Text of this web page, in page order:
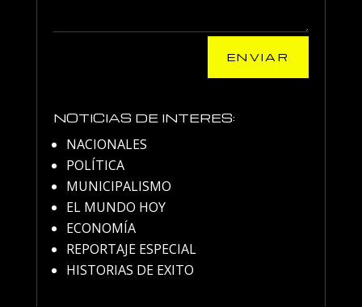
ENVIAR
NOTICIAS DE INTERES:
NACIONALES
POLÍTICA
MUNICIPALISMO
EL MUNDO HOY
ECONOMÍA
REPORTAJE ESPECIAL
HISTORIAS DE EXITO